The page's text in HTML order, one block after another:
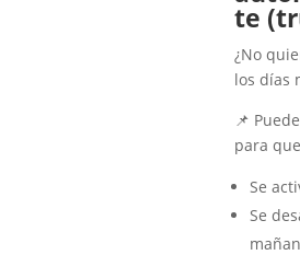
te
¿No
los días
📌
para
Se
Se